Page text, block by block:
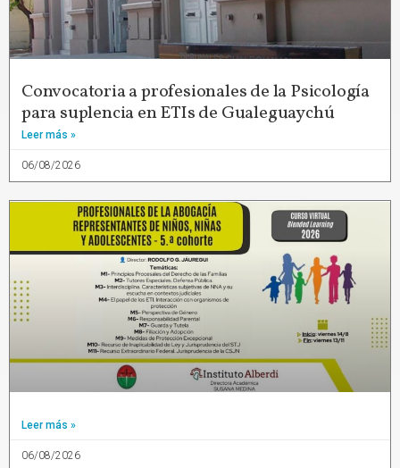
Convocatoria a profesionales de la Psicología
para suplencia en ETIs de Gualeguaychú
Leer más »
06/08/2026
Leer más »
06/08/2026